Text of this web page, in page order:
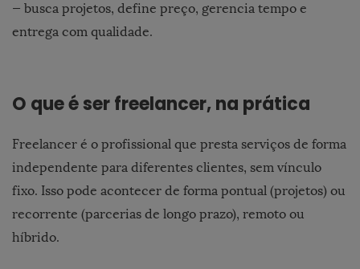
— busca projetos, define preço, gerencia tempo e
entrega com qualidade.
O que é ser freelancer, na prática
Freelancer é o profissional que presta serviços de forma
independente para diferentes clientes, sem vínculo
fixo. Isso pode acontecer de forma pontual (projetos) ou
recorrente (parcerias de longo prazo), remoto ou
híbrido.